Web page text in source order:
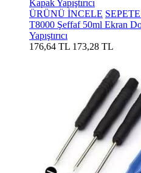
ÜRÜNÜ İNCELE
T8000 Şeffaf 50ml Ekran
Yapıştırıcı
176,64 TL 173,28 TL